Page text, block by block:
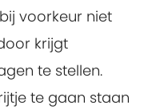
voorkeur niet
krijgt
te stellen.
te gaan staan